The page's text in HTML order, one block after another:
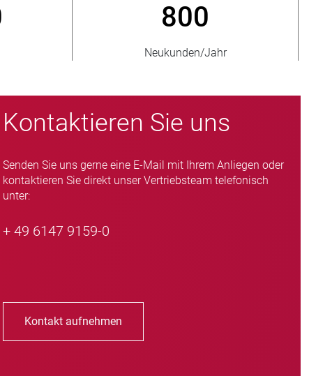
> 15 000
Quetschventil-Varianten
Kontaktieren Sie uns
Senden Sie uns gerne eine E-Mail mit Ihrem Anliegen oder
kontaktieren Sie direkt unser Vertriebsteam telefonisch
unter:
+ 49 6147 9159-0
Kontakt aufnehmen